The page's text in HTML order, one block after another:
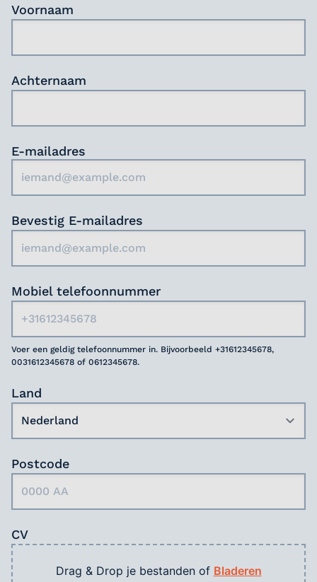
leven altijd vooropstaat.
Voornaam
Achternaam
E-mailadres
Bevestig E-mailadres
Mobiel telefoonnummer
Voer een geldig telefoonnummer in. Bijvoorbeeld +31612345678,
0031612345678 of 0612345678.
Land
Postcode
CV
Drag & Drop je bestanden of Bladeren